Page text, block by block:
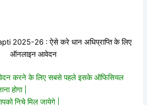
2025-26 : ऐसे करे धान अधिप्राप्ति के लिए
ऑनलाइन आवेदन
करने के लिए सबसे पहले इसके ऑफिसियल
होगा |
निचे मिल जायेगे |